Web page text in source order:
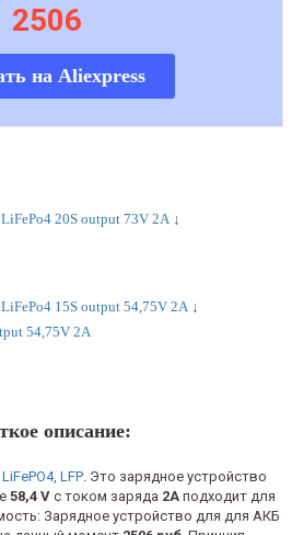
2506
на Aliexpress
20S output 73V 2A ↓
15S output 54,75V 2A ↓
описание:
LFP . Это зарядное устройство
58,4 V с током заряда 2A подходит для
Зарядное устройство для для АКБ